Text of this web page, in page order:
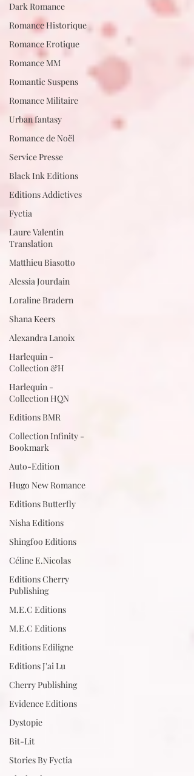
Dark Romance
Romance Historique
Romance Erotique
Romance MM
Romantic Suspens
Romance Militaire
Urban fantasy
Romance de Noël
Service Presse
Black Ink Editions
Editions Addictives
Fyctia
Laure Valentin
Translation
Matthieu Biasotto
Alessia Jourdain
Loraline Bradern
Shana Keers
Alexandra Lanoix
Harlequin -
Collection &H
Harlequin -
Collection HQN
Editions BMR
Collection Infinity -
Bookmark
Auto-Edition
Hugo New Romance
Editions Butterfly
Nisha Editions
Shingfoo Editions
Céline E.Nicolas
Editions Cherry
Publishing
M.E.C Editions
M.E.C Editions
Editions Ediligne
Editions J'ai Lu
Cherry Publishing
Evidence Editions
Dystopie
Bit-Lit
Stories By Fyctia